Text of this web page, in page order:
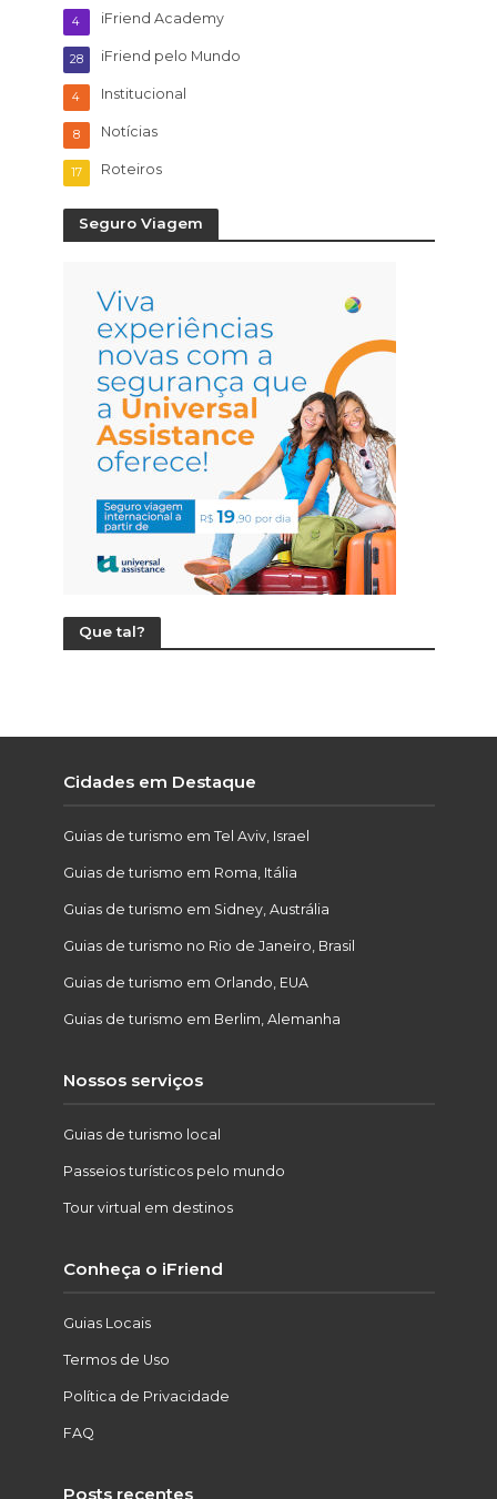
iFriend Academy
4
iFriend pelo Mundo
28
Institucional
4
Notícias
8
Roteiros
17
Seguro Viagem
Que tal?
Cidades em Destaque
Guias de turismo em Tel Aviv, Israel
Guias de turismo em Roma, Itália
Guias de turismo em Sidney, Austrália
Guias de turismo no Rio de Janeiro, Brasil
Guias de turismo em Orlando, EUA
Guias de turismo em Berlim, Alemanha
Nossos serviços
Guias de turismo local
Passeios turísticos pelo mundo
Tour virtual em destinos
Conheça o iFriend
Guias Locais
Termos de Uso
Política de Privacidade
FAQ
Posts recentes